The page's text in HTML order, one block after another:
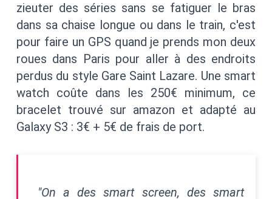
zieuter des séries sans se fatiguer le bras
dans sa chaise longue ou dans le train, c'est
pour faire un GPS quand je prends mon deux
roues dans Paris pour aller à des endroits
perdus du style Gare Saint Lazare. Une smart
watch coûte dans les 250€ minimum, ce
bracelet trouvé sur amazon et adapté au
Galaxy S3 : 3€ + 5€ de frais de port.
"On a des smart screen, des smart